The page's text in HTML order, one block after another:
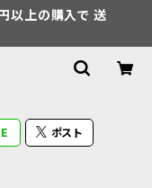
以上の購入で 送
ポスト